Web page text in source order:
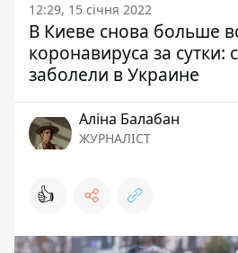
12:29, 15 січня 2022
В Киеве снова больше
коронавируса за сутки:
заболели в Украине
Аліна Балабан
ЖУРНАЛІСТ
👍